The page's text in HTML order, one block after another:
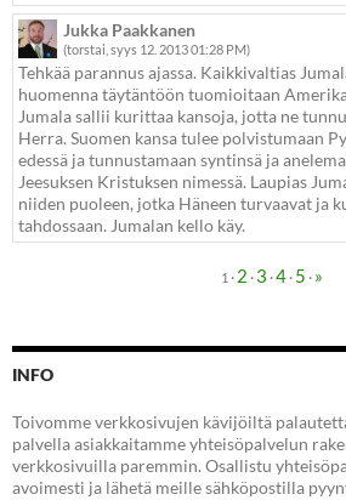
Jukka Paakkanen
(torstai, syys 12. 2013 01:28 PM)
Tehkää parannus ajassa. Kaikkivaltias
huomenna täytäntöön tuomioitaan
Jumala sallii kurittaa kansoja, jotta ne
Herra. Suomen kansa tulee polvistumaan
edessä ja tunnustamaan syntinsä ja
Jeesuksen Kristuksen nimessä. Laupias
niiden puoleen, jotka Häneen turvaavat ja
tahdossaan. Jumalan kello käy.
1 · 2 · 3 ·4 · 5 · »
INFO
Toivomme verkkosivujen kävijöiltä
palvella asiakkaitamme yhteisöpalvelun
verkkosivuilla paremmin. Osallistu
avoimesti ja lähetä meille sähköpostilla